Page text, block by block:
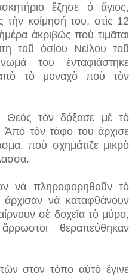
ἔζησε ὁ ἅγιος,
τὴν κοίμησή του, στὶς 12
ἀκριβῶς ποὺ τιμᾶται
τοῦ ὁσίου Νείλου τοῦ
του ἐνταφιάστηκε
τὸ μοναχὸ ποὺ τὸν
Θεὸς τὸν δόξασε μὲ τὸ
Ἀπὸ τὸν τάφο του ἄρχισε
ποὺ σχημάτιζε μικρὸ
νὰ πληροφορηθοῦν τὸ
νὰ καταφθάνουν
σὲ δοχεῖα τὸ μύρο,
θεραπεύθηκαν
στὸν τόπο αὐτὸ ἔγινε